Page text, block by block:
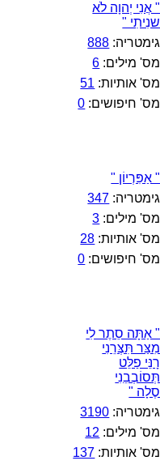
" אֲנִי יְהוָה לֹא
שנִיתִי "
גימטריה: 888
מס' מילים: 6
מס' אותיות: 51
מס' חיפושים: 0
" אַפִּרְיוֹן "
גימטריה: 347
מס' מילים: 3
מס' אותיות: 28
מס' חיפושים: 0
" אַתָּה סֵתֶר לִי
מִצַּר תִּצְּרֵנִי
רָנֵּי פַלֵּט
תְּסוֹבְבֵנִי
סֶלָה "
גימטריה: 3190
מס' מילים: 12
מס' אותיות: 137